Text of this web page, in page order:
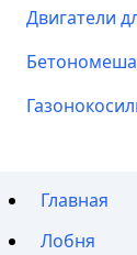
Двигатели
Главная
Лобня